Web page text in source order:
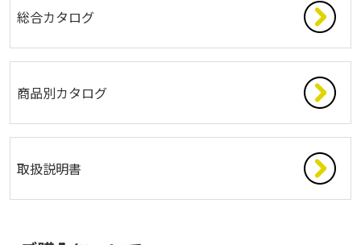
総合カタログ
商品別カタログ
取扱説明書